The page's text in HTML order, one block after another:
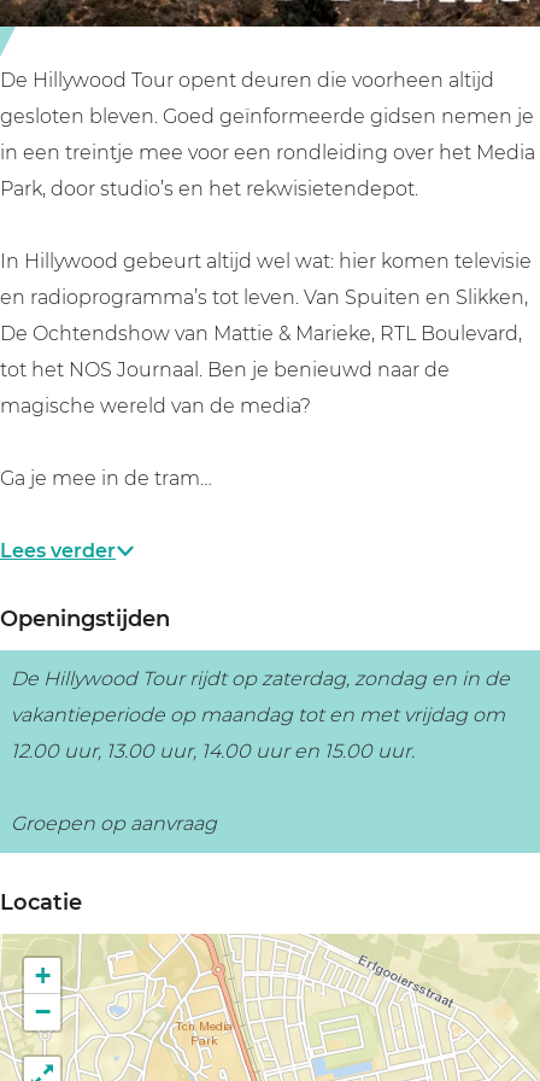
u
H
i
l
v
r
s
u
m
T
u
r
H
i
v
e
r
s
u
De Hillywood Tour opent deuren die voorheen altijd
gesloten bleven. Goed geïnformeerde gidsen nemen je
in een treintje mee voor een rondleiding over het Media
Park, door studio’s en het rekwisietendepot.
In Hillywood gebeurt altijd wel wat: hier komen televisie
en radioprogramma’s tot leven. Van Spuiten en Slikken,
De Ochtendshow van Mattie & Marieke, RTL Boulevard,
tot het NOS Journaal. Ben je benieuwd naar de
magische wereld van de media?
Ga je mee in de tram…
Lees verder
Openingstijden
De Hillywood Tour rijdt op zaterdag, zondag en in de
vakantieperiode op maandag tot en met vrijdag om
12.00 uur, 13.00 uur, 14.00 uur en 15.00 uur.
Groepen op aanvraag
Locatie
+
−